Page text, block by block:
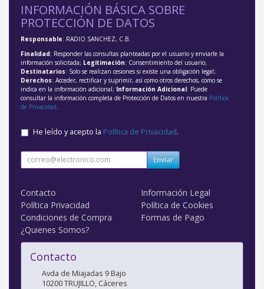
INFORMACIÓN BÁSICA SOBRE
PROTECCIÓN DE DATOS
Responsable: RADIO SANCHEZ, C.B.
Finalidad: Responder las consultas planteadas por el usuario y enviarle la
información solicitada; Legitimación: Consentimiento del usuario;
Destinatarios: Solo se realizan cesiones si existe una obligación legal;
Derechos: Acceder, rectificar y suprimir, así como otros derechos, como se
indica en la información adicional; Información Adicional: Puede
consultar la información completa de Protección de Datos en nuestra Política
de Privacidad
He leído y acepto la Política de Privacidad.
Enviar
Contacto
Información Legal
Política Privacidad
Política de Cookies
Condiciones de Compra
Formas de Pago
¿Quienes Somos?
Contacto
Avda de Miajadas 9 Bajo
10200TRUJILLO, Cáceres